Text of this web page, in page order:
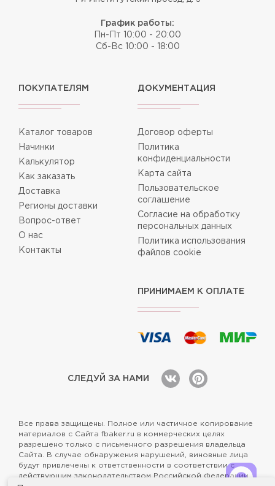
График работы:
Пн-Пт 10:00 - 20:00
Сб-Вс 10:00 - 18:00
ПОКУПАТЕЛЯМ
Каталог товаров
Начинки
Калькулятор
Как заказать
Доставка
Регионы доставки
Вопрос-ответ
О нас
Контакты
ДОКУМЕНТАЦИЯ
Договор оферты
Политика
конфиденциальности
Карта сайта
Пользовательское
соглашение
Согласие на обработку
персональных данных
Политика использования
файлов cookie
ПРИНИМАЕМ К ОПЛАТЕ
СЛЕДУЙ ЗА НАМИ
Все права защищены. Полное или частичное копирование
материалов с Сайта fbaker.ru в коммерческих целях
разрешено только с письменного разрешения владельца
Сайта. В случае обнаружения нарушений, виновные лица
будут привлечены к ответственности в соответствии с
действующим законодательством Российской Федерации.